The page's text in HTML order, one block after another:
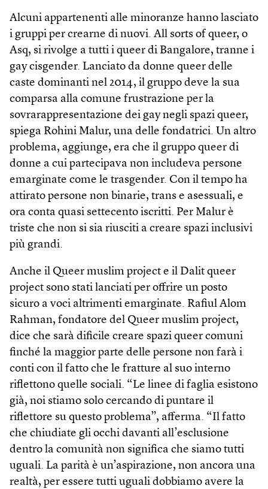
Alcuni appartenenti alle minoranze hanno lasciato
i gruppi per crearne di nuovi. All sorts of queer, o
Asq, si rivolge a tutti i queer di Bangalore, tranne i
gay cisgender. Lanciato da donne queer delle
caste dominanti nel 2014, il gruppo deve la sua
comparsa alla comune frustrazione per la
sovrarappresentazione dei gay negli spazi queer,
spiega Rohini Malur, una delle fondatrici. Un altro
problema, aggiunge, era che il gruppo queer di
donne a cui partecipava non includeva persone
emarginate come le trasgender. Con il tempo ha
attirato persone non binarie, trans e asessuali, e
ora conta quasi settecento iscritti. Per Malur è
triste che non si sia riusciti a creare spazi inclusivi
più grandi.
Anche il Queer muslim project e il Dalit queer
project sono stati lanciati per offrire un posto
sicuro a voci altrimenti emarginate. Rafiul Alom
Rahman, fondatore del Queer muslim project,
dice che sarà dificile creare spazi queer comuni
finché la maggior parte delle persone non farà i
conti con il fatto che le fratture al suo interno
riflettono quelle sociali. “Le linee di faglia esistono
già, noi stiamo solo cercando di puntare il
riflettore su questo problema”, afferma. “Il fatto
che chiudiate gli occhi davanti all’esclusione
dentro la comunità non significa che siamo tutti
uguali. La parità è un’aspirazione, non ancora una
realtà, per essere tutti uguali dobbiamo avere la